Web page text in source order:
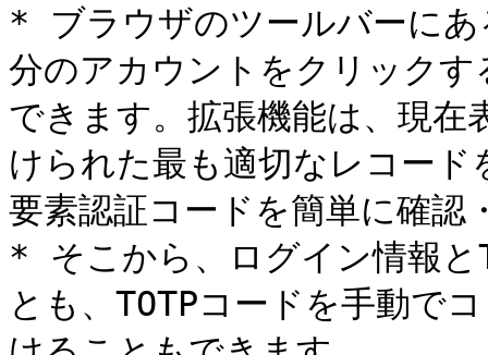
* ブラウザのツールバーに
分のアカウントをクリックす
できます。拡張機能は、現
けられた最も適切なレコー
要素認証コードを簡単に確認
* そこから、ログイン情報と
とも、TOTPコードを手動で